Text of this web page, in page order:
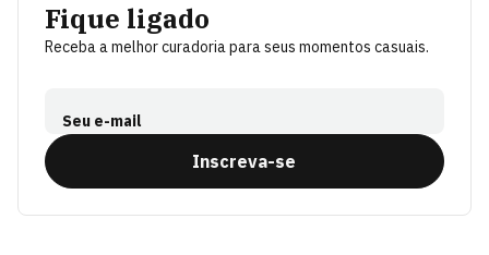
Fique ligado
Receba a melhor curadoria para seus momentos casuais.
Seu e-mail
Inscreva-se